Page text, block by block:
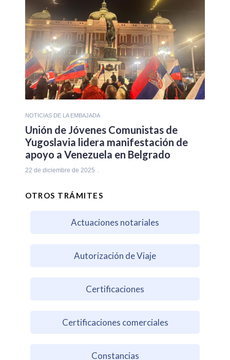
NOTICIAS DE LA EMBAJADA
Unión de Jóvenes Comunistas de
Yugoslavia lidera manifestación de
apoyo a Venezuela en Belgrado
22 de diciembre de 2025
OTROS TRÁMITES
Actuaciones notariales
Autorización de Viaje
Certificaciones
Certificaciones comerciales
Constancias